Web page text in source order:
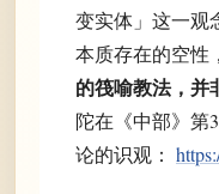
变实体」这一观
本质存在的空性
的筏喻教法，并
陀在《中部》第
论的识观：